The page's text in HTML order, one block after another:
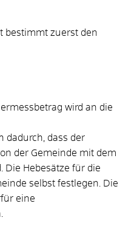
bestimmt zuerst den
wird an die
dadurch, dass der
der Gemeinde mit dem
Die Hebesätze für die
selbst festlegen. Die
eine